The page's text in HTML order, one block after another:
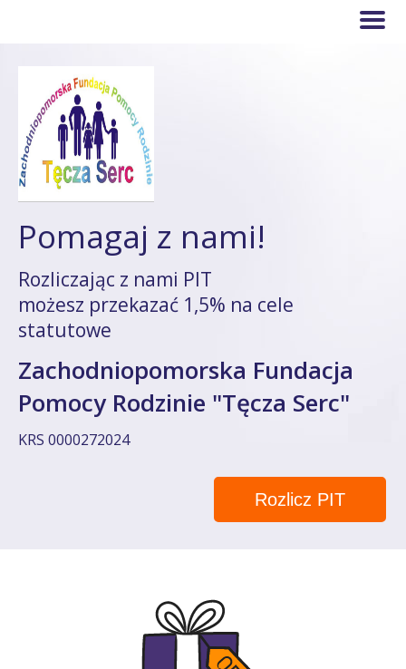
Pomagaj z nami!
Rozliczając z nami PIT
możesz przekazać 1,5% na cele
statutowe
Zachodniopomorska Fundacja
Pomocy Rodzinie "Tęcza Serc"
KRS 0000272024
Rozlicz PIT